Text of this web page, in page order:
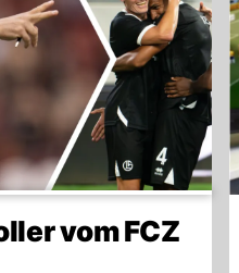
vom FCZ